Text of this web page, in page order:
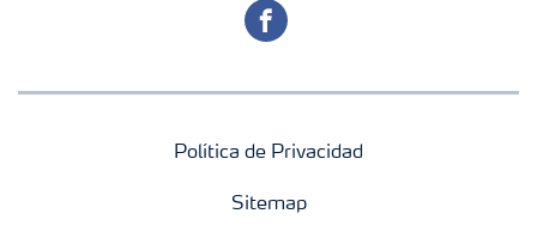
facebook
Política de Privacidad
Sitemap